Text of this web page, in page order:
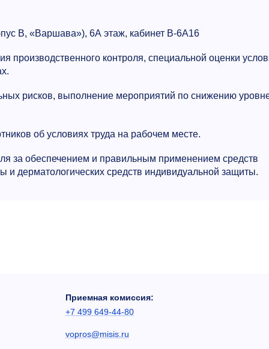
В, «Варшава»), 6А этаж, кабинет В-6А16
производственного контроля, специальной оценки
рисков, выполнение мероприятий по снижению
об условиях труда на рабочем месте.
за обеспечением и правильным применением средств
и дерматологических средств индивидуальной защиты.
Приемная комиссия:
+7 499 649-44-80
vopros@misis.ru